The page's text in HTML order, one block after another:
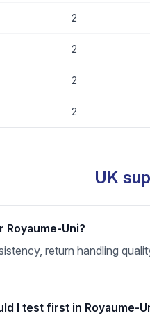
2
2
2
2
UK
Royaume-Uni?
return handling
I test first in Royaume-